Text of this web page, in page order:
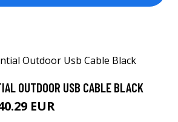
OUTDOOR USB CABLE BLACK
EUR